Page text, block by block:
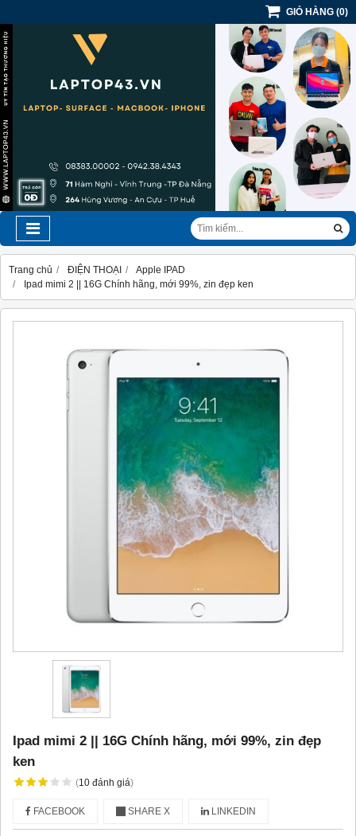
GIỎ HÀNG (0)
Trang chủ ĐIỆN THOẠI
Apple IPAD
Ipad mimi 2 || 16G Chính hãng, mới 99%, zin đẹp ken
Ipad mimi 2 || 16G Chính hãng, mới 99%, zin đẹp
ken
(10 đánh giá)
FACEBOOK SHARE X LINKEDIN